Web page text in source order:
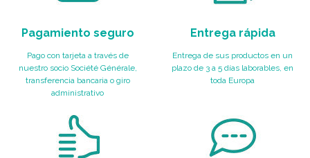
Pagamiento seguro
Pago con tarjeta a través de
nuestro socio Société Générale,
transferencia bancaria o giro
administrativo
Entrega rápida
Entrega de sus productos en un
plazo de 3 a 5 días laborables, en
toda Europa